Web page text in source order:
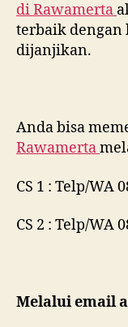
diRawamerta
terbaik dengan
dijanjikan.
Anda bisa
Rawamerta
CS 1 : Telp/WA
CS 2 : Telp/WA
Melalui email